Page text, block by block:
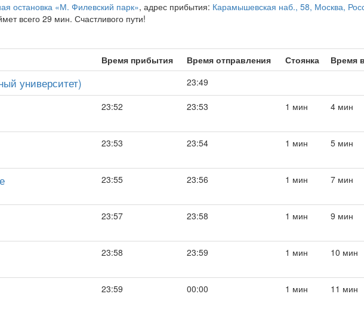
остановка «М. Филевский парк», адрес прибытия: Карамышевская наб., 58, Москва,
всего 29 мин. Счастливого пути!
Время прибытия Время отправления Стоянка Время
университет) 23:49
23:52 23:53 1 мин 4 мин
23:53 23:54 1 мин 5 мин
23:55 23:56 1 мин 7 мин
23:57 23:58 1 мин 9 мин
23:58 23:59 1 мин 10 мин
23:59 00:00 1 мин 11 мин